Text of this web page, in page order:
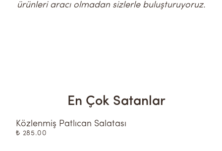
ürünleri aracı olmadan sizlerle buluşturuyoruz.
En Çok Satanlar
Közlenmiş Patlıcan Salatası
₺ 285.00